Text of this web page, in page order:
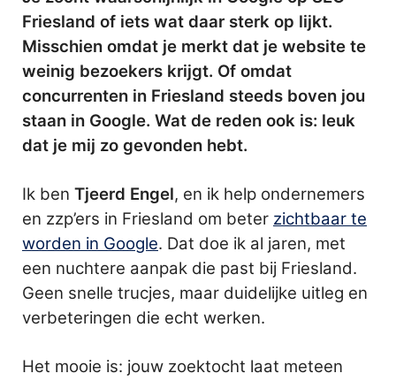
Friesland of iets wat daar sterk op lijkt.
Misschien omdat je merkt dat je website te
weinig bezoekers krijgt. Of omdat
concurrenten in Friesland steeds boven jou
staan in Google. Wat de reden ook is: leuk
dat je mij zo gevonden hebt.
Ik ben Tjeerd Engel, en ik help ondernemers
en zzp’ers in Friesland om beter zichtbaar te
worden in Google. Dat doe ik al jaren, met
een nuchtere aanpak die past bij Friesland.
Geen snelle trucjes, maar duidelijke uitleg en
verbeteringen die echt werken.
Het mooie is: jouw zoektocht laat meteen